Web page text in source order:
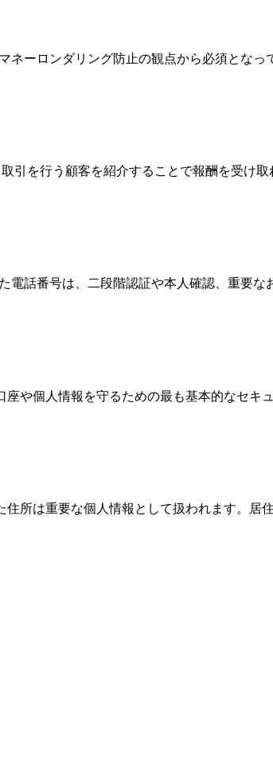
ーロンダリング防止の観点から必須とな
引を行う顧客を紹介することで報酬を受け
話番号は、二段階認証や本人確認、重要
や個人情報を守るための最も基本的なセキ
所は重要な個人情報として扱われます。居